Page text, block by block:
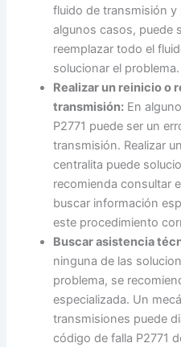
fluido de transmisión y
algunos casos, puede
reemplazar todo el
solucionar el problema.
Realizar un reinicio o
transmisión: En
P2771 puede ser un
transmisión. Realizar
centralita puede
recomienda consultar
buscar información
este procedimiento
Buscar asistencia
ninguna de las
problema, se
especializada. Un
transmisiones puede
código de falla P2771